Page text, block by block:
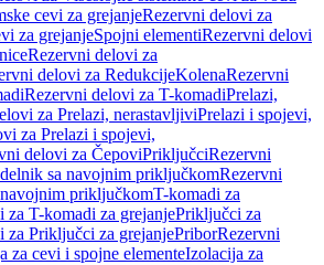
cevi za grejanjeRezervni delovi za
za grejanjeSpojni elementiRezervni delovi
Rezervni delovi za
delovi za RedukcijeKolenaRezervni
Rezervni delovi za T-komadiPrelazi,
za Prelazi, nerastavljiviPrelazi i spojevi,
za Prelazi i spojevi,
delovi za ČepoviPriključciRezervni
sa navojnim priključkomRezervni
priključkomT-komadi za
za T-komadi za grejanjePriključci za
za Priključci za grejanjePriborRezervni
za cevi i spojne elementeIzolacija za